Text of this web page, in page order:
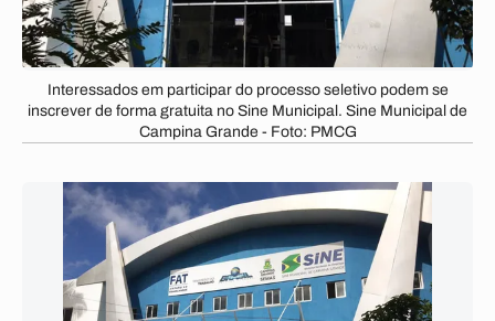
Interessados em participar do processo seletivo podem se
inscrever de forma gratuita no Sine Municipal. Sine Municipal de
Campina Grande - Foto: PMCG